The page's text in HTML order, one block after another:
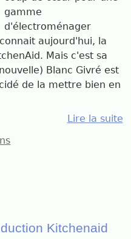
gamme
d'électroménager
aujourd'hui, la
Mais c'est sa
Blanc Givré est
de la mettre bien en
Lire la suite
Kitchenaid